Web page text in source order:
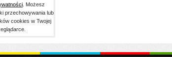
. Możesz
przechowywania lub
cookies w Twojej